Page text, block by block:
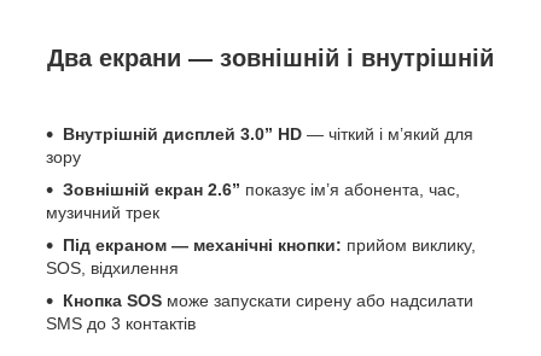
Два екрани — зовнішній і внутрішній
Внутрішній дисплей 3.0” HD — чіткий і м’який для
зору
Зовнішній екран 2.6” показує ім’я абонента, час,
музичний трек
Під екраном — механічні кнопки: прийом виклику,
SOS, відхилення
Кнопка SOS може запускати сирену або надсилати
SMS до 3 контактів